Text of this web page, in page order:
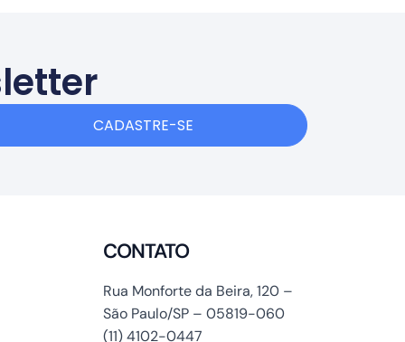
CADASTRE-SE
CONTATO
Rua Monforte da Beira, 120 –
São Paulo/SP – 05819-060
(11) 4102-0447